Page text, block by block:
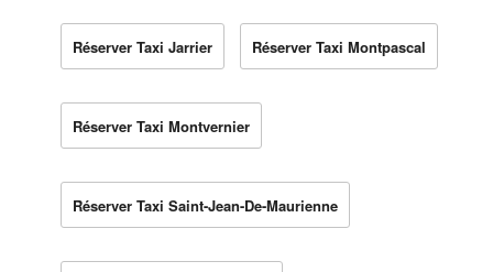
Réserver Taxi Jarrier Réserver Taxi Montpascal
Réserver Taxi Montvernier
Réserver Taxi Saint-Jean-De-Maurienne